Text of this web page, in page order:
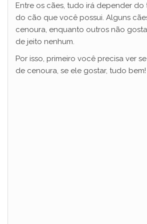
Entre os cães, tudo irá depender do
do cão que você possui. Alguns
cenoura, enquanto outros não
de jeito nenhum.
Por isso, primeiro você precisa ver
de cenoura, se ele gostar, tudo bem!